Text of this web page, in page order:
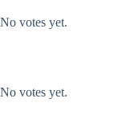
No votes yet.
No votes yet.